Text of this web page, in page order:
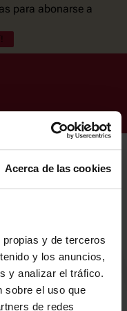
Acerca de las cookies
y de terceros
y los anuncios,
y analizar el tráfico.
sobre el uso que
de redes
para abonarse a
del SASKI BASKONIA